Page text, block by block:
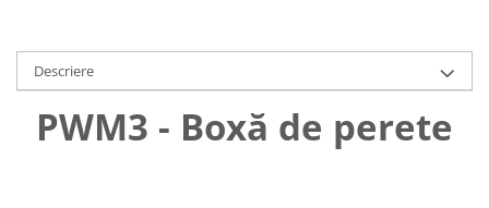
Descriere
PWM3 - Boxă de perete